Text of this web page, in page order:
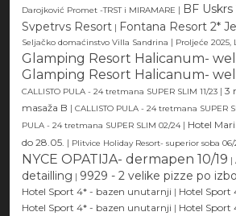
Darojković Promet -TRST i MIRAMARE | BF
Svpetrvs Resort | Fontana Resort 2*
Seljačko domaćinstvo Villa Sandrina | Proljeće 2025,
Glamping Resort Halicanum-
Glamping Resort Halicanum-
CALLISTO PULA - 24 tretmana SUPER SLIM 11/23 | 3
masaža B | CALLISTO PULA - 24 tretmana SUPER
PULA - 24 tretmana SUPER SLIM 02/24 | Hotel
do 28.05. | Plitvice Holiday Resort- superior soba 06/
NYCE OPATIJA- dermapen 10/19 |
detailling | 9929 - 2 velike pizze po
Hotel Sport 4* - bazen unutarnji | Hotel Sport
Hotel Sport 4* - bazen unutarnji | Hotel Sport